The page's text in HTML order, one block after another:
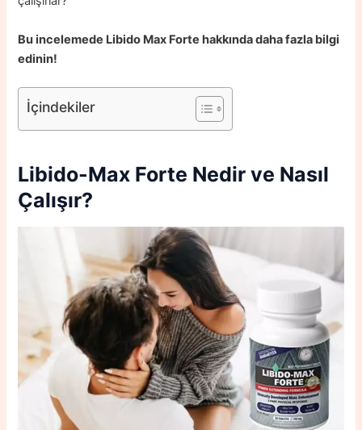
Bu incelemede Libido Max Forte hakkında daha fazla bilgi
edinin!
İçindekiler
Libido-Max Forte Nedir ve Nasıl
Çalışır?